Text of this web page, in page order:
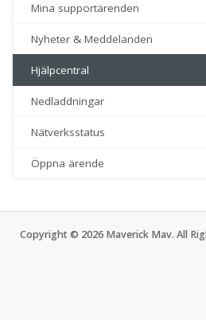
Mina supportärenden
Nyheter & Meddelanden
Hjälpcentral
Nedladdningar
Nätverksstatus
Öppna ärende
Copyright © 2026 Maverick Mav. All